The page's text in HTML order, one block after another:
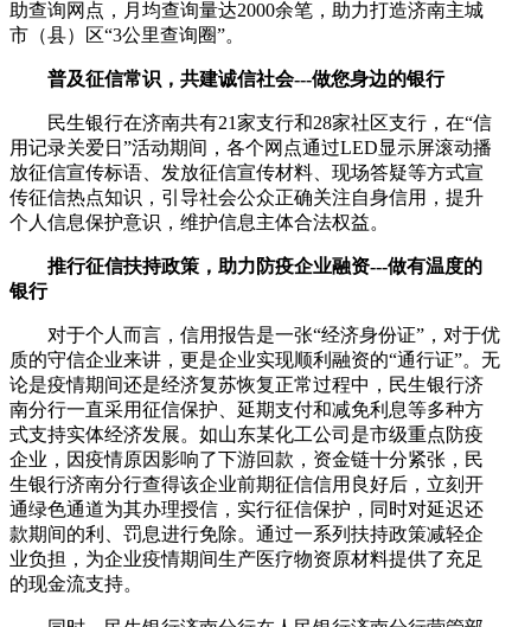
助查询网点，月均查询量达2000余笔，助力打造济南主城
市（县）区“3公里查询圈”。
普及征信常识，共建诚信社会---做您身边的银行
民生银行在济南共有21家支行和28家社区支行，在“信
用记录关爱日”活动期间，各个网点通过LED显示屏滚动播
放征信宣传标语、发放征信宣传材料、现场答疑等方式宣
传征信热点知识，引导社会公众正确关注自身信用，提升
个人信息保护意识，维护信息主体合法权益。
推行征信扶持政策，助力防疫企业融资---做有温度的
银行
对于个人而言，信用报告是一张“经济身份证”，对于优
质的守信企业来讲，更是企业实现顺利融资的“通行证”。无
论是疫情期间还是经济复苏恢复正常过程中，民生银行济
南分行一直采用征信保护、延期支付和减免利息等多种方
式支持实体经济发展。如山东某化工公司是市级重点防疫
企业，因疫情原因影响了下游回款，资金链十分紧张，民
生银行济南分行查得该企业前期征信信用良好后，立刻开
通绿色通道为其办理授信，实行征信保护，同时对延迟还
款期间的利、罚息进行免除。通过一系列扶持政策减轻企
业负担，为企业疫情期间生产医疗物资原材料提供了充足
的现金流支持。